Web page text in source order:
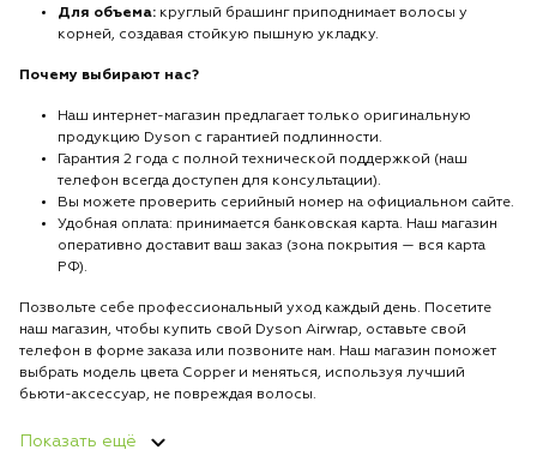
Для объема: круглый брашинг приподнимает волосы у
корней, создавая стойкую пышную укладку.
Почему выбирают нас?
Наш интернет-магазин предлагает только оригинальную
продукцию Dyson с гарантией подлинности.
Гарантия 2 года с полной технической поддержкой (наш
телефон всегда доступен для консультации).
Вы можете проверить серийный номер на официальном сайте.
Удобная оплата: принимается банковская карта. Наш магазин
оперативно доставит ваш заказ (зона покрытия — вся карта
РФ).
Позвольте себе профессиональный уход каждый день. Посетите
наш магазин, чтобы купить свой Dyson Airwrap, оставьте свой
телефон в форме заказа или позвоните нам. Наш магазин поможет
выбрать модель цвета Copper и меняться, используя лучший
бьюти-аксессуар, не повреждая волосы.
Показать ещё